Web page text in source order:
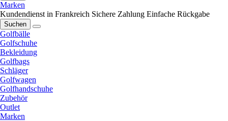
Marken
Kundendienst in Frankreich Sichere Zahlung Einfache Rückgabe
Suchen
Golfbälle
Golfschuhe
Bekleidung
Golfbags
Schläger
Golfwagen
Golfhandschuhe
Zubehör
Outlet
Marken